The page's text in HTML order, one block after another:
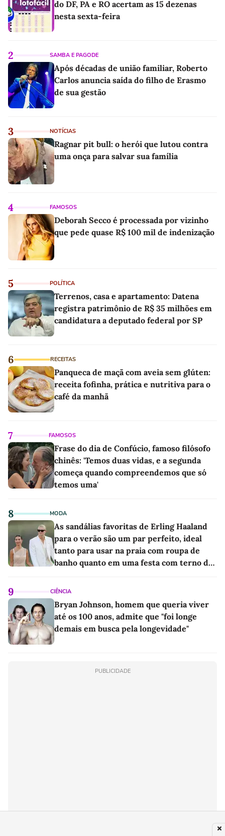
do DF, PA e RO acertam as 15 dezenas
nesta sexta-feira
2 SAMBA E PAGODE
Após décadas de união familiar, Roberto
Carlos anuncia saída do filho de Erasmo
de sua gestão
3 NOTÍCIAS
Ragnar pit bull: o herói que lutou contra
uma onça para salvar sua família
4 FAMOSOS
Deborah Secco é processada por vizinho
que pede quase R$ 100 mil de indenização
5 POLÍTICA
Terrenos, casa e apartamento: Datena
registra patrimônio de R$ 35 milhões em
candidatura a deputado federal por SP
6 RECEITAS
Panqueca de maçã com aveia sem glúten:
receita fofinha, prática e nutritiva para o
café da manhã
7 FAMOSOS
Frase do dia de Confúcio, famoso filósofo
chinês: 'Temos duas vidas, e a segunda
começa quando compreendemos que só
temos uma'
8 MODA
As sandálias favoritas de Erling Haaland
para o verão são um par perfeito, ideal
tanto para usar na praia com roupa de
banho quanto em uma festa com terno de
9 CIÊNCIA
Bryan Johnson, homem que queria viver
até os 100 anos, admite que "foi longe
demais em busca pela longevidade"
PUBLICIDADE